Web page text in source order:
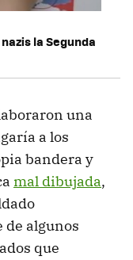
la Segunda
una
a los
bandera y
mal dibujada,
de algunos
que